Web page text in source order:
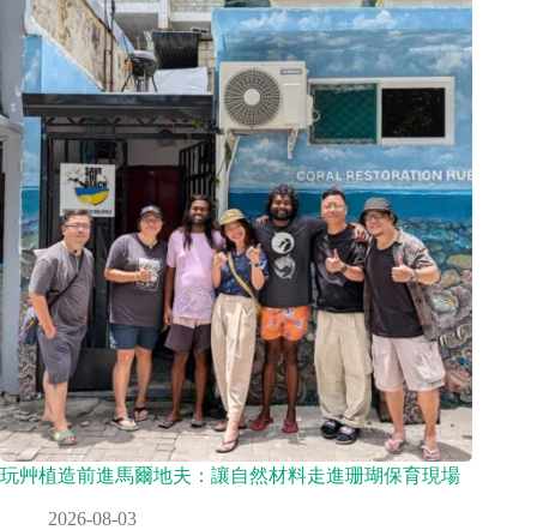
玩艸植造前進馬爾地夫：讓自然材料走進珊瑚保育現場
2026-08-03